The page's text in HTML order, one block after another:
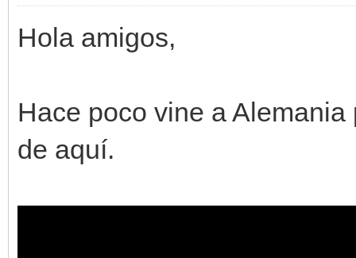
Hola amigos,
Hace poco vine a
de aquí.